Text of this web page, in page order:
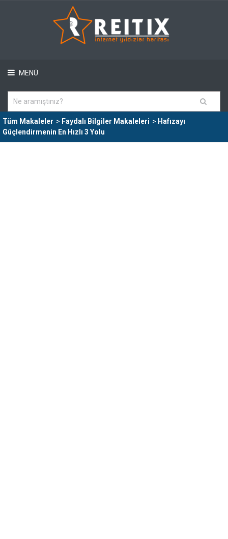
MENÜ
Tüm Makaleler > Faydalı Bilgiler Makaleleri > Hafızayı
Güçlendirmenin En Hızlı 3 Yolu